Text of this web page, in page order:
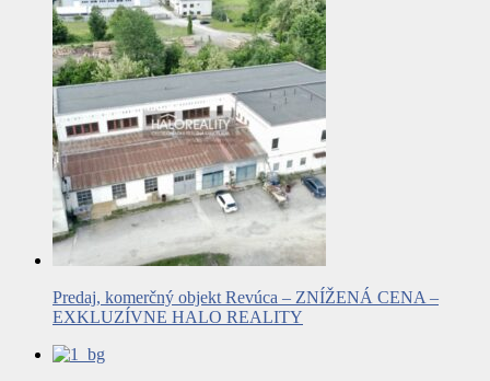
Predaj, komerčný objekt Revúca – ZNÍŽENÁ CENA –
EXKLUZÍVNE HALO REALITY